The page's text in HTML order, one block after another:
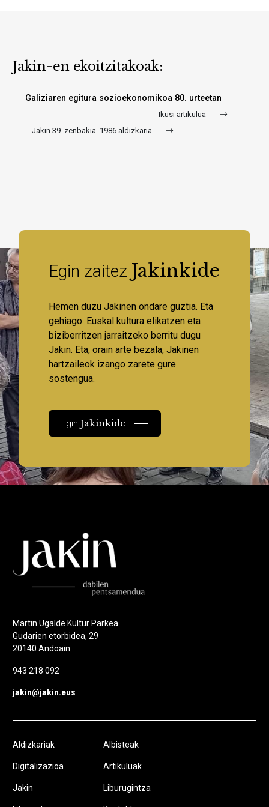
Jakin-en ekoitzitakoak:
Galiziaren egitura sozioekonomikoa 80. urteetan
Ikusi artikulua
Jakin 39. zenbakia. 1986 aldizkaria
Egin zaitez Jakinkide
Hemen duzu Jakinen ondare guztia. Eta
gehiago. Euskal kultura elikatzen eta
biziberritzen jarraitzeko berritu dugu
Jakin. Eta, orain arte bezala, Jakinen
hartzaileok izango zarete gure
sostengua.
EginJakinkide
Martin Ugalde Kultur Parkea
Gudarien etorbidea, 29
20140 Andoain
943 218 092
jakin@jakin.eus
Aldizkariak
Digitalizazioa
Jakin
Albisteak
Artikuluak
Liburugintza